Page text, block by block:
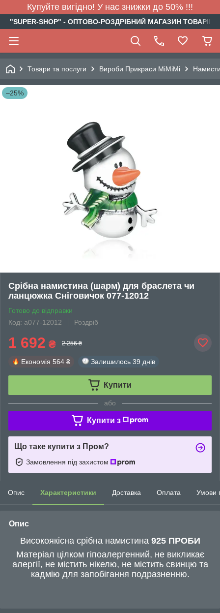
Купуйте вигідно! У нас знижки до 50% !!!
"SUPER-SHOP" - ОПТОВО-РОЗДРІБНИЙ МАГАЗИН
Товари та послуги Вироби Прикраси МіМіМі
–25%
Срібна намистина (шарм) для браслета чи
ланцюжка Сніговичок 077-12012
Готово до відправки
Код: а077-12012
Роздріб
1 692 ₴ 2 256 ₴
Економія 564 ₴ Залишилось 39 днів
Купити
або
Купити з
Що таке купити з Пром?
Замовлення під захистом
Опис Характеристики Доставка Оплата Умови
Опис
Високоякісна срібна намистина 925 ПРОБИ
Матеріал цілком гіпоалергенний, не викликає
алергії, не містить нікелю, не містить свинцю та
кадмію для запобігання подразненню.